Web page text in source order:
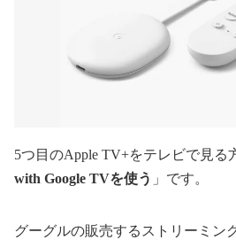
5つ目のApple TV+をテレビで見る
with Google TVを使う 」です。
グーグルの販売するストリーミン